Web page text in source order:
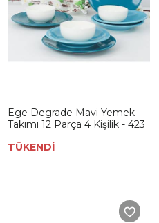
Ege Degrade Mavi Yemek
Takımı 12 Parça 4 Kişilik - 423
TÜKENDİ